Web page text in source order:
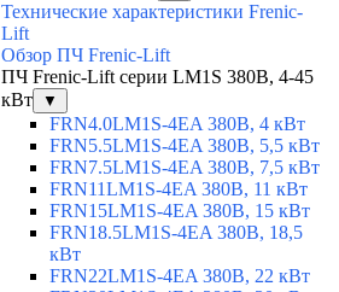
Технические характеристики Frenic-
Lift
Обзор ПЧ Frenic-Lift
ПЧ Frenic-Lift серии LM1S 380В, 4-45
кВт
▼
FRN4.0LM1S-4EA 380В, 4 кВт
FRN5.5LM1S-4EA 380В, 5,5 кВт
FRN7.5LM1S-4EA 380В, 7,5 кВт
FRN11LM1S-4EA 380В, 11 кВт
FRN15LM1S-4EA 380В, 15 кВт
FRN18.5LM1S-4EA 380В, 18,5
кВт
FRN22LM1S-4EA 380В, 22 кВт